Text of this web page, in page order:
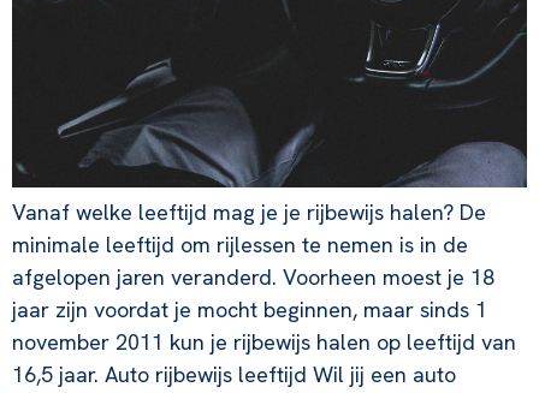
Vanaf welke leeftijd mag je je rijbewijs halen? De
minimale leeftijd om rijlessen te nemen is in de
afgelopen jaren veranderd. Voorheen moest je 18
jaar zijn voordat je mocht beginnen, maar sinds 1
november 2011 kun je rijbewijs halen op leeftijd van
16,5 jaar. Auto rijbewijs leeftijd Wil jij een auto